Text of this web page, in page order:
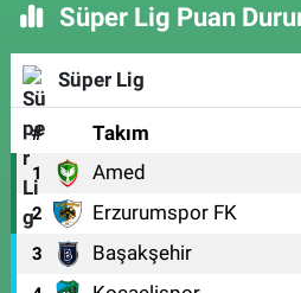
Süper Lig Puan
Süper Lig
# Takım
1 Amed
2 Erzurumspor FK
3 Başakşehir